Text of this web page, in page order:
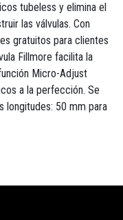
tubeless y elimina el
las válvulas. Con
gratuitos para clientes
Fillmore facilita la
Micro-Adjust
a la perfección. Se
longitudes: 50 mm para